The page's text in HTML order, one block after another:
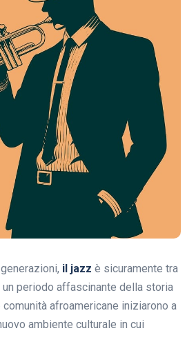
il jazz è sicuramente tra
periodo affascinante della storia
afroamericane iniziarono a
ambiente culturale in cui